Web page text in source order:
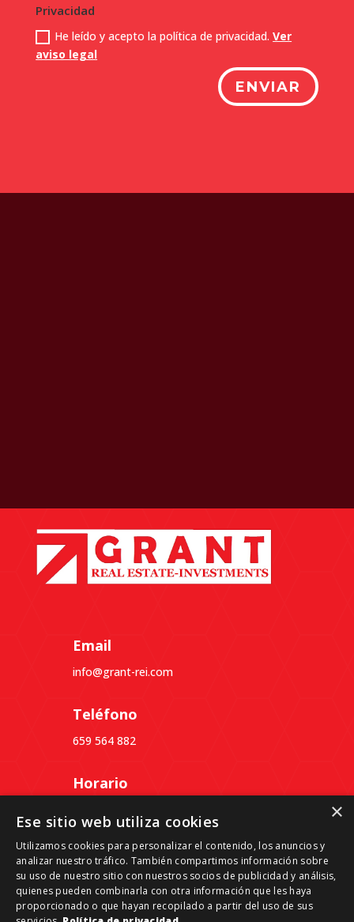
Privacidad
He leído y acepto la política de privacidad.Ver
aviso legal
ENVIAR
Email
info@grant-rei.com
Teléfono
659 564 882
Horario
Viernes: 09:30 a 14:00
Dirección
Passeig del Ferrocarril, 339, 3º 4ª, Despacho B,
08860 Castelldefels, Barcelona
×
Ese sitio web utiliza cookies
Utilizamos cookies para personalizar el contenido, los anuncios y
analizar nuestro tráfico. También compartimos información sobre
su uso de nuestro sitio con nuestros socios de publicidad y análisis,
quienes pueden combinarla con otra información que les haya
proporcionado o que hayan recopilado a partir del uso de sus